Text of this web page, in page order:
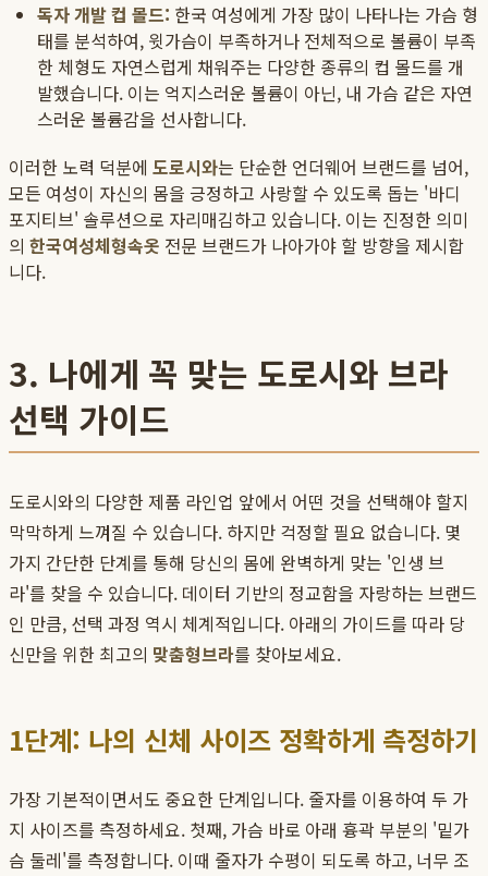
독자 개발 컵 몰드: 한국 여성에게 가장 많이 나타나는 가슴 형
태를 분석하여, 윗가슴이 부족하거나 전체적으로 볼륨이 부족
한 체형도 자연스럽게 채워주는 다양한 종류의 컵 몰드를 개
발했습니다. 이는 억지스러운 볼륨이 아닌, 내 가슴 같은 자연
스러운 볼륨감을 선사합니다.
이러한 노력 덕분에 도로시와는 단순한 언더웨어 브랜드를 넘어,
모든 여성이 자신의 몸을 긍정하고 사랑할 수 있도록 돕는 '바디
포지티브' 솔루션으로 자리매김하고 있습니다. 이는 진정한 의미
의 한국여성체형속옷 전문 브랜드가 나아가야 할 방향을 제시합
니다.
3. 나에게 꼭 맞는 도로시와 브라
선택 가이드
도로시와의 다양한 제품 라인업 앞에서 어떤 것을 선택해야 할지
막막하게 느껴질 수 있습니다. 하지만 걱정할 필요 없습니다. 몇
가지 간단한 단계를 통해 당신의 몸에 완벽하게 맞는 '인생 브
라'를 찾을 수 있습니다. 데이터 기반의 정교함을 자랑하는 브랜드
인 만큼, 선택 과정 역시 체계적입니다. 아래의 가이드를 따라 당
신만을 위한 최고의 맞춤형브라를 찾아보세요.
1단계: 나의 신체 사이즈 정확하게 측정하기
가장 기본적이면서도 중요한 단계입니다. 줄자를 이용하여 두 가
지 사이즈를 측정하세요. 첫째, 가슴 바로 아래 흉곽 부분의 '밑가
슴 둘레'를 측정합니다. 이때 줄자가 수평이 되도록 하고, 너무 조